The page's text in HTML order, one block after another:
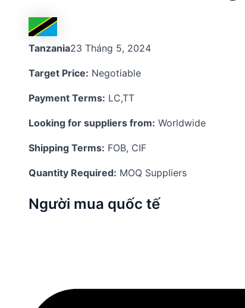
Tanzania23 Tháng 5, 2024
Target Price: Negotiable
Payment Terms: LC,TT
Looking for suppliers from: Worldwide
Shipping Terms: FOB, CIF
Quantity Required: MOQ Suppliers
Người mua quốc tế